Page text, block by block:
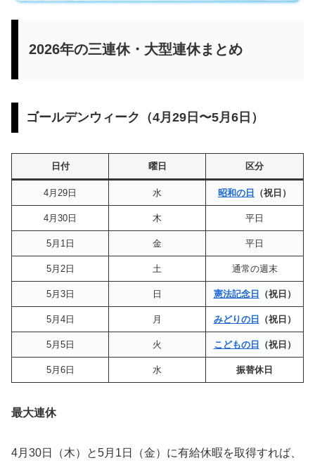
2026年の三連休・大型連休まとめ
ゴールデンウィーク（4月29日〜5月6日）
日付 曜日 区分
4月29日 水 昭和の日 （祝日）
4月30日 木 平日
5月1日 金 平日
5月2日 土 通常の週末
5月3日 日 憲法記念日 （祝日）
5月4日 月 みどりの日 （祝日）
5月5日 火 こどもの日 （祝日）
5月6日 水 振替休日
最大連休
4月30日（木）と5月1日（金）に有給休暇を取得すれば、